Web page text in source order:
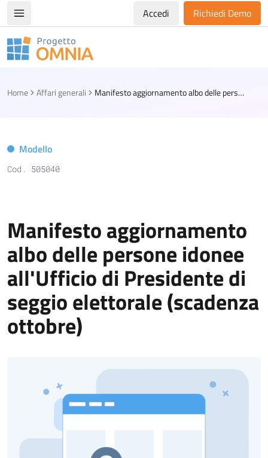
Apri/chiudi menù di navigazioneAccedi Richiedi Demo
Progetto Omnia
Home Affari generali Manifesto aggiornamento albo delle persone idonee all'Ufficio di Presidente di seggio elettorale (scadenza ottobre)
Modello
Cod. 505040
Manifesto aggiornamento
albo delle persone idonee
all'Ufficio di Presidente di
seggio elettorale (scadenza
ottobre)